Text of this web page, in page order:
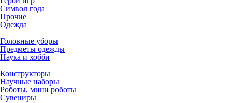
Символ года
Прочие
Одежда
Головные уборы
Предметы одежды
Наука и хобби
Конструкторы
Научные наборы
Роботы, мини роботы
Сувениры